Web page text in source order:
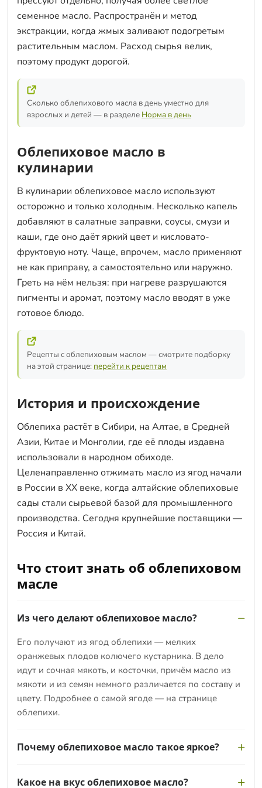
семенное масло. Распространён и метод
экстракции, когда жмых заливают подогретым
растительным маслом. Расход сырья велик,
поэтому продукт дорогой.
Сколько облепихового масла в день уместно для
взрослых и детей — в разделе Норма в день
Облепиховое масло в
кулинарии
В кулинарии облепиховое масло используют
осторожно и только холодным. Несколько капель
добавляют в салатные заправки, соусы, смузи и
каши, где оно даёт яркий цвет и кисловато-
фруктовую ноту. Чаще, впрочем, масло применяют
не как приправу, а самостоятельно или наружно.
Греть на нём нельзя: при нагреве разрушаются
пигменты и аромат, поэтому масло вводят в уже
готовое блюдо.
Рецепты с облепиховым маслом — смотрите подборку
на этой странице: перейти к рецептам
История и происхождение
Облепиха растёт в Сибири, на Алтае, в Средней
Азии, Китае и Монголии, где её плоды издавна
использовали в народном обиходе.
Целенаправленно отжимать масло из ягод начали
в России в XX веке, когда алтайские облепиховые
сады стали сырьевой базой для промышленного
производства. Сегодня крупнейшие поставщики —
Россия и Китай.
Что стоит знать об облепиховом
масле
Из чего делают облепиховое масло?
Его получают из ягод облепихи — мелких
оранжевых плодов колючего кустарника. В дело
идут и сочная мякоть, и косточки, причём масло из
мякоти и из семян немного различается по составу и
цвету. Подробнее о самой ягоде — на странице
облепихи.
Почему облепиховое масло такое яркое?
каротиноиды — природные пигменты, которыми
Какое на вкус облепиховое масло?